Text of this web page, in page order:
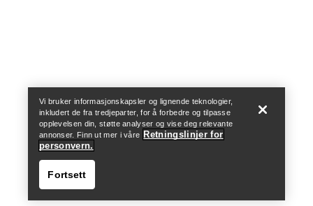
Vi bruker informasjonskapsler og lignende teknologier,
inkludert de fra tredjeparter, for å forbedre og tilpasse
opplevelsen din, støtte analyser og vise deg relevante
annonser. Finn ut mer i våre Retningslinjer for
personvern.
Fortsett